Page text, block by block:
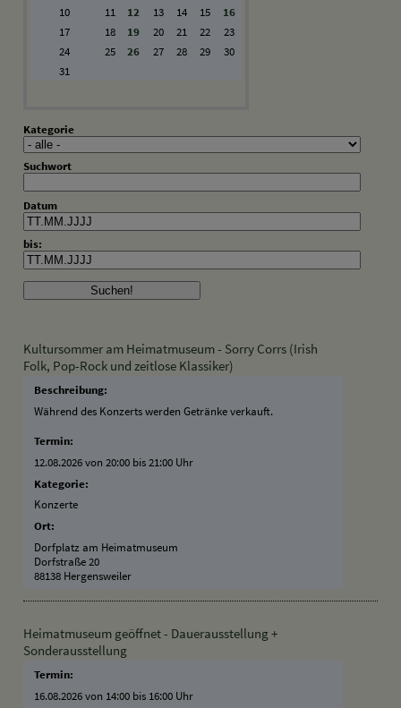
10
11 12 13 14 15
16
17
18 19 20 21 22
23
24
25 26 27 28 29
30
31
Kategorie
Suchwort
Datum
bis:
Kultursommer am Heimatmuseum - Sorry Corrs (Irish
Folk, Pop-Rock und zeitlose Klassiker)
Beschreibung:
Während des Konzerts werden Getränke verkauft.
Termin:
12.08.2026 von 20:00 bis 21:00 Uhr
Kategorie:
Konzerte
Ort:
Dorfplatz am Heimatmuseum
Dorfstraße 20
88138 Hergensweiler
Heimatmuseum geöffnet - Dauerausstellung +
Sonderausstellung
Termin:
16.08.2026 von 14:00 bis 16:00 Uhr